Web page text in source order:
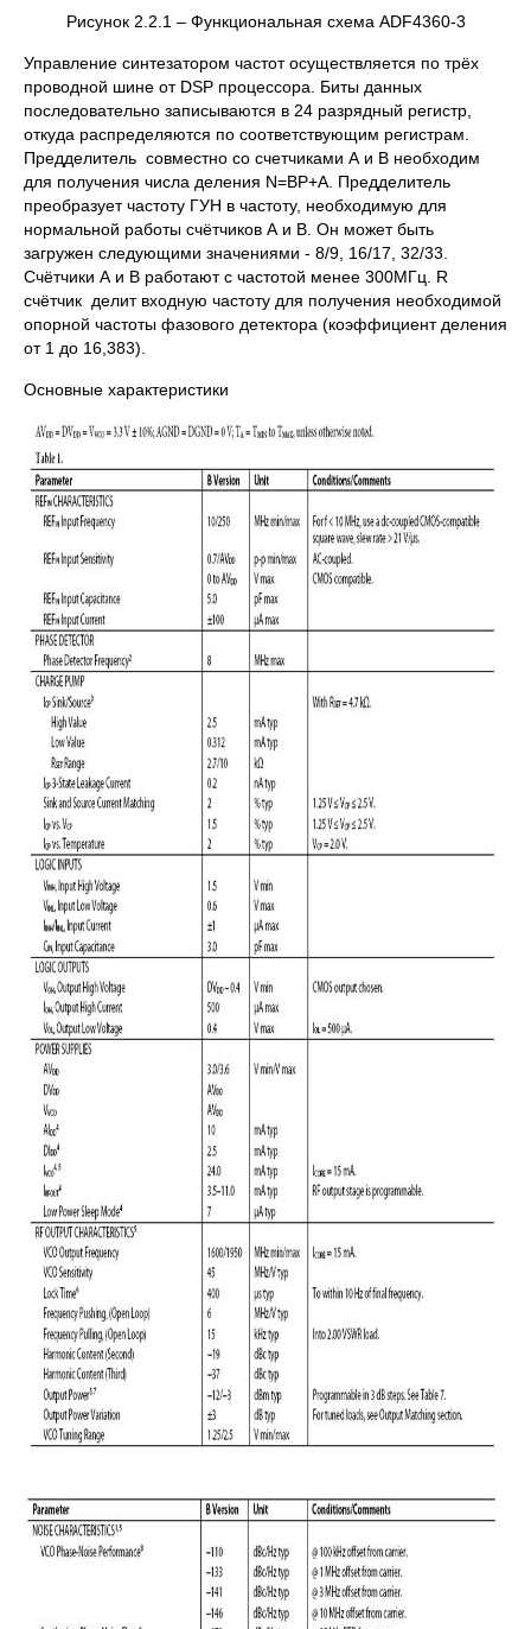
Рисунок 2.2.1 – Функциональная схема ADF4360-3
Управление синтезатором частот осуществляется по трёх
проводной шине от DSP процессора. Биты данных
последовательно записываются в 24 разрядный регистр,
откуда распределяются по соответствующим регистрам.
Предделитель совместно со счетчиками А и В необходим
для получения числа деления N=ВР+А. Предделитель
преобразует частоту ГУН в частоту, необходимую для
нормальной работы счётчиков А и В. Он может быть
загружен следующими значениями - 8/9, 16/17, 32/33.
Счётчики А и В работают с частотой менее 300МГц. R
счётчик делит входную частоту для получения необходимой
опорной частоты фазового детектора (коэффициент деления
от 1 до 16,383).
Основные характеристики